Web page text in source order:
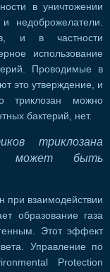
в уничтожении
недоброжелатели.
и в частности
использование
Проводимые в
это утверждение, и
триклозан можно
бактерий, нет.
триклозана
может быть
при взаимодействии
образование газа
Этот эффект
Управление по
Protection